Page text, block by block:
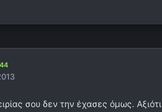
σου δεν την έχασες όμως.